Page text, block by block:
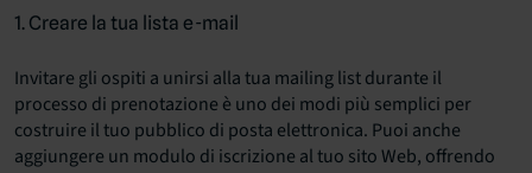
1. Creare la tua lista e-mail
Invitare gli ospiti a unirsi alla tua mailing list durante il
processo di prenotazione è uno dei modi più semplici per
costruire il tuo pubblico di posta elettronica. Puoi anche
aggiungere un modulo di iscrizione al tuo sito Web, offrendo